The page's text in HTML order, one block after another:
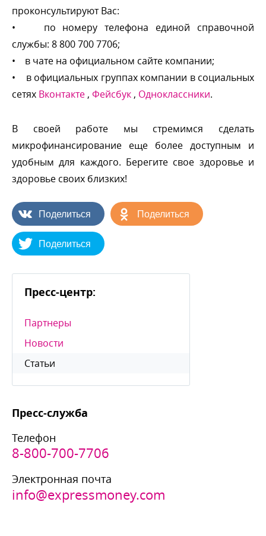
проконсультируют Вас:
• по номеру телефона единой справочной
службы: 8 800 700 7706;
• в чате на официальном сайте компании;
• в официальных группах компании в социальных
сетях контакте , Фейсбук , Одноклассники.
своей работе мы стремимся сделать
микрофинансирование еще более доступным и
удобным для каждого. Берегите свое здоровье и
здоровье своих близких!
Поделиться Поделиться
Поделиться
Пресс-центр:
Партнеры
Новости
Статьи
Пресс-служба
Телефон
8-800-700-7706
Электронная почта
info@expressmoney.com